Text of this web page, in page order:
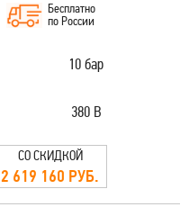
Бесплатно
по России
10 бар
380 В
СО СКИДКОЙ
2 619 160 РУБ.